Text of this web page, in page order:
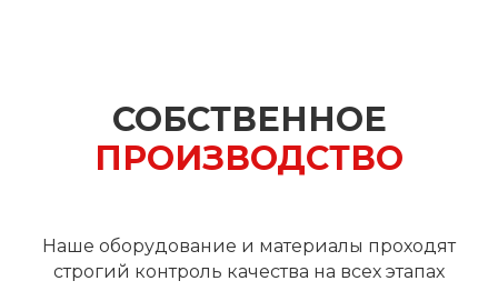
СОБСТВЕННОЕ
ПРОИЗВОДСТВО
Наше оборудование и материалы проходят
строгий контроль качества на всех этапах